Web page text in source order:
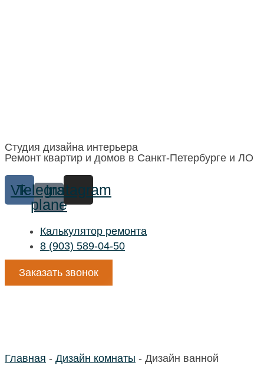
Студия дизайна интерьера
Ремонт квартир и домов в Санкт-Петербурге и ЛО
Vk
Telegram-
plane
Instagram
Калькулятор ремонта
8 (903) 589-04-50
Заказать звонок
Главная - Дизайн комнаты - Дизайн ванной